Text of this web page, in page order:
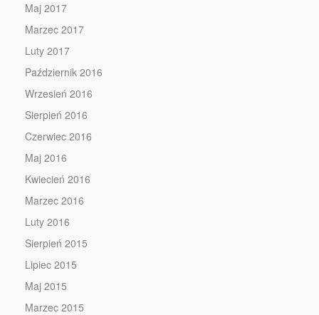
Maj 2017
Marzec 2017
Luty 2017
Październik 2016
Wrzesień 2016
Sierpień 2016
Czerwiec 2016
Maj 2016
Kwiecień 2016
Marzec 2016
Luty 2016
Sierpień 2015
Lipiec 2015
Maj 2015
Marzec 2015